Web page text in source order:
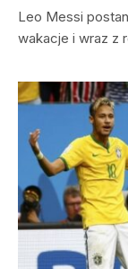
Leo Messi
wakacje i wraz z